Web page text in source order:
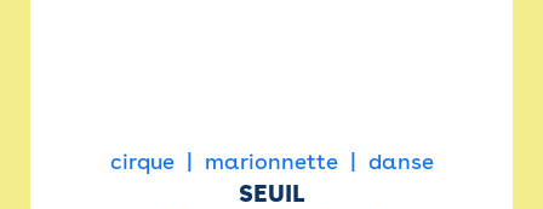
cirque marionnette danse
SEUIL